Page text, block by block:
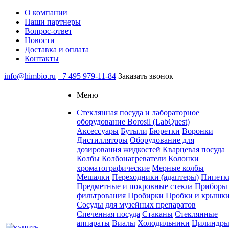
О компании
Наши партнеры
Вопрос-ответ
Новости
Доставка и оплата
Контакты
info@himbio.ru +7 495 979-11-84 Заказать звонок
Меню
Стеклянная посуда и лабораторное
оборудование Borosil (LabQuest)
Аксессуары Бутыли Бюретки Воронки
Дистилляторы Оборудование для
дозирования жидкостей Кварцевая посуда
Колбы Колбонагреватели Колонки
хроматографические Мерные колбы
Мешалки Переходники (адаптеры)
Предметные и покровные стекла Приборы
фильтрования Пробирки Пробки и
Сосуды для музейных препаратов
Спеченная посуда Стаканы Стеклянные
аппараты Виалы Холодильники Цилиндры